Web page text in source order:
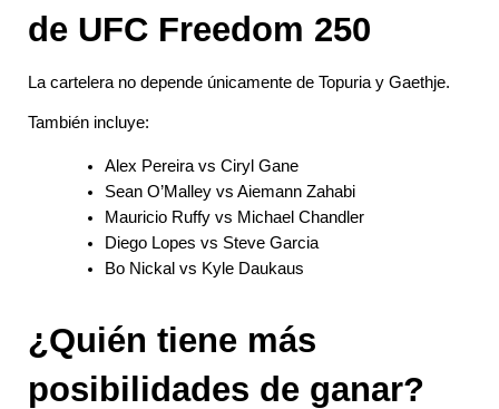
de UFC Freedom 250
La cartelera no depende únicamente de Topuria y Gaethje.
También incluye:
Alex Pereira vs Ciryl Gane
Sean O’Malley vs Aiemann Zahabi
Mauricio Ruffy vs Michael Chandler
Diego Lopes vs Steve Garcia
Bo Nickal vs Kyle Daukaus
¿Quién tiene más
posibilidades de ganar?